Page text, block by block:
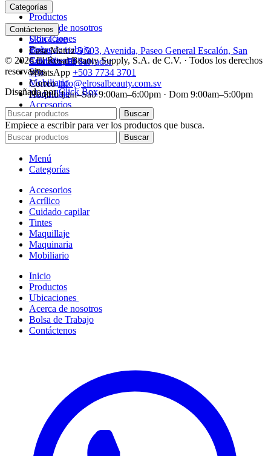
Inicio
Productos
Acerca de nosotros
Ubicaciones
Bolsa de trabajo
Contáctenos
Categorías
Acrílico
Skin Care
Tintes
Cuidado capilar
Spa
Mobiliario
Maquillaje
Accesorios
Contáctenos
Casa Matriz 5 503, Avenida, Paseo General Escalón, San
Salvador, El Salvador
WhatsApp +503 7734 3701
Correo info@elrosalbeauty.com.sv
Horario Lun–Sáb 9:00am–6:00pm · Dom 9:00am–5:00pm
© 2026 El Rosal Beauty Supply, S.A. de C.V. · Todos los derechos
reservados.
Diseñado porClick Box
Buscar
Empiece a escribir para ver los productos que busca.
Buscar
Menú
Categorías
Accesorios
Acrílico
Cuidado capilar
Tintes
Maquillaje
Maquinaria
Mobiliario
Inicio
Productos
Ubicaciones
Acerca de nosotros
Bolsa de Trabajo
Contáctenos